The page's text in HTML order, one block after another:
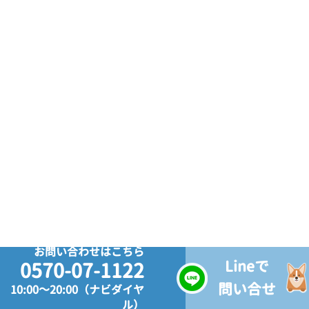
お問い合わせはこちら
0570-07-1122
10:00～20:00（ナビダイヤ
ル）
Lineで
問い合せ